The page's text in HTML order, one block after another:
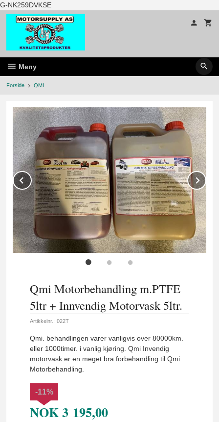
G-NK259DVKSEGå
til
innholdet
Meny
Forside QMI
Prev
Qmi Motorbehandling m.PTFE
5ltr + Innvendig Motorvask 5ltr.
Artikkelnr.: 022T
Qmi. behandlingen varer vanligvis over 80000km.
eller 1000timer. i vanlig kjøring. Qmi Invendig
motorvask er en meget bra forbehandling til Qmi
Motorbehandling.
NOK3 195,00
-11%